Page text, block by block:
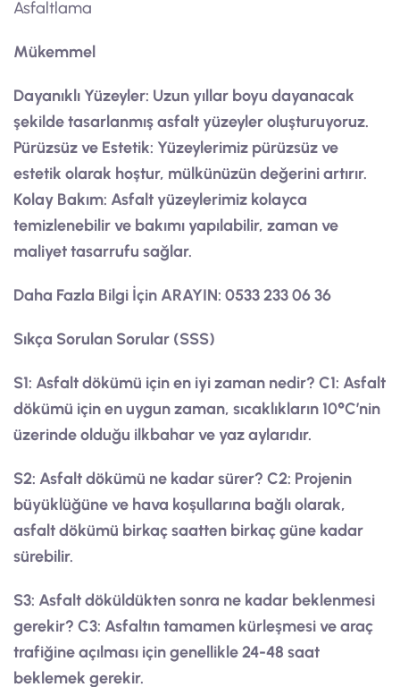
Asfaltlama
Mükemmel
Dayanıklı Yüzeyler: Uzun yıllar boyu dayanacak
şekilde tasarlanmış asfalt yüzeyler oluşturuyoruz.
Pürüzsüz ve Estetik: Yüzeylerimiz pürüzsüz ve
estetik olarak hoştur, mülkünüzün değerini artırır.
Kolay Bakım: Asfalt yüzeylerimiz kolayca
temizlenebilir ve bakımı yapılabilir, zaman ve
maliyet tasarrufu sağlar.
Daha Fazla Bilgi İçin ARAYIN: 0533 233 06 36
Sıkça Sorulan Sorular (SSS)
S1: Asfalt dökümü için en iyi zaman nedir? C1: Asfalt
dökümü için en uygun zaman, sıcaklıkların 10°C’nin
üzerinde olduğu ilkbahar ve yaz aylarıdır.
S2: Asfalt dökümü ne kadar sürer? C2: Projenin
büyüklüğüne ve hava koşullarına bağlı olarak,
asfalt dökümü birkaç saatten birkaç güne kadar
sürebilir.
S3: Asfalt döküldükten sonra ne kadar beklenmesi
gerekir? C3: Asfaltın tamamen kürleşmesi ve araç
trafiğine açılması için genellikle 24-48 saat
beklemek gerekir.